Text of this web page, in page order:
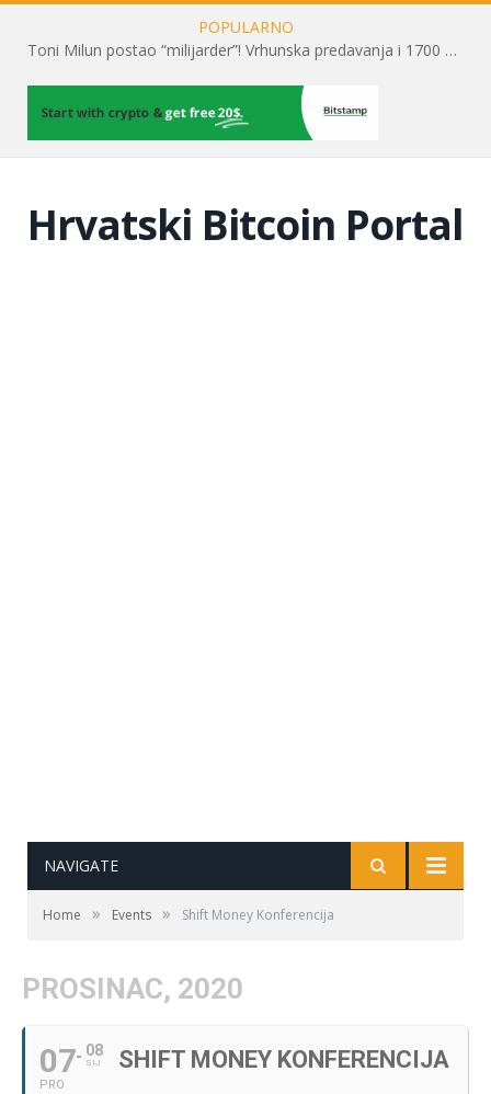
POPULARNO
Toni Milun postao “milijarder”! Vrhunska predavanja i 1700 posjetitelja obilježili su mjesec financijske pismenosti
Hrvatski Bitcoin Portal
NAVIGATE
Home » Events » Shift Money Konferencija
PROSINAC, 2020
07
PRO
08
SIJ SHIFT MONEY KONFERENCIJA